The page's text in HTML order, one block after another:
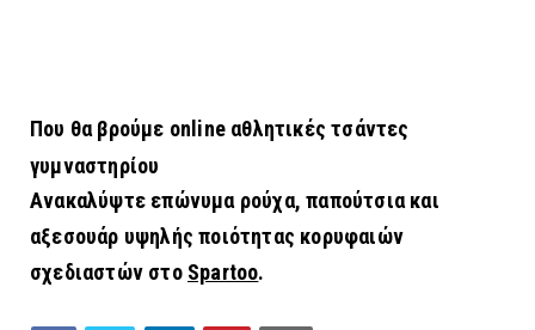
Που θα βρούμε online αθλητικές τσάντες
γυμναστηρίου
Ανακαλύψτε επώνυμα ρούχα, παπούτσια και
αξεσουάρ υψηλής ποιότητας κορυφαιών
σχεδιαστών στο Spartoo.